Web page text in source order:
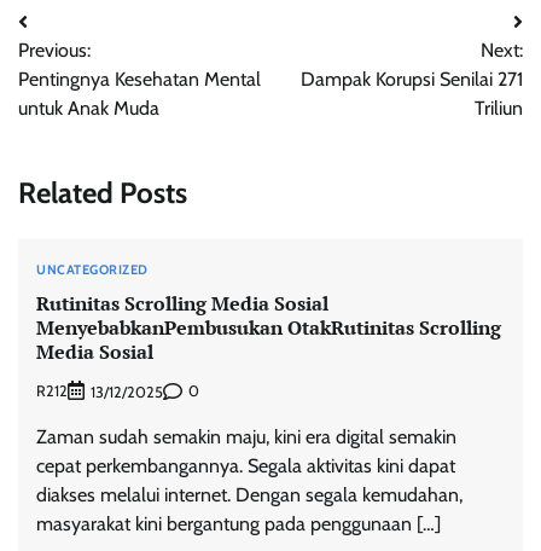
Post
navigation
Previous:
Pentingnya Kesehatan Mental
untuk Anak Muda
Next:
Dampak Korupsi Senilai 271
Triliun
Related Posts
UNCATEGORIZED
Rutinitas Scrolling Media Sosial
MenyebabkanPembusukan OtakRutinitas Scrolling
Media Sosial
R212 13/12/2025 0
Zaman sudah semakin maju, kini era digital semakin
cepat perkembangannya. Segala aktivitas kini dapat
diakses melalui internet. Dengan segala kemudahan,
masyarakat kini bergantung pada penggunaan […]